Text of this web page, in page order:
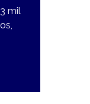
mil